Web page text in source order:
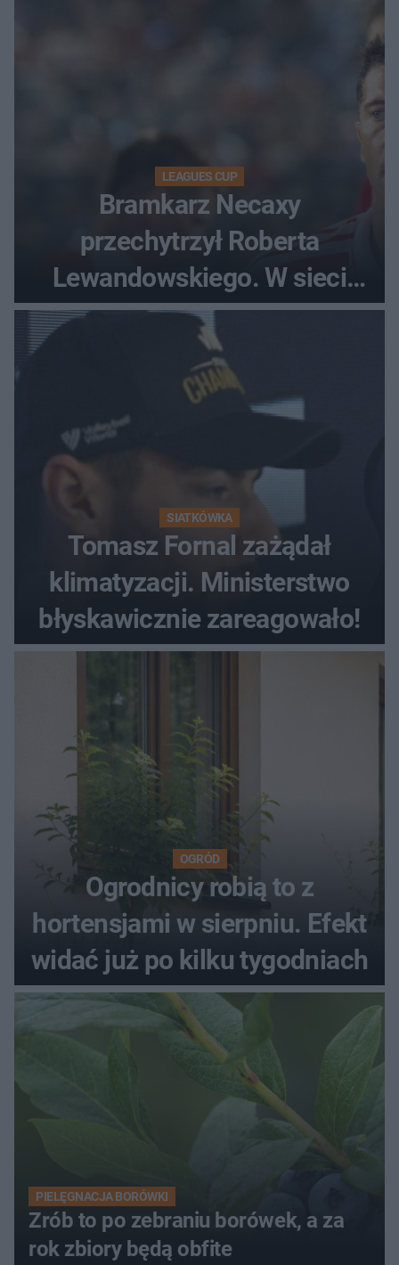
LEAGUES CUP
Bramkarz Necaxy
przechytrzył Roberta
Lewandowskiego. W sieci
krąży wideo z tego pojedynku
SIATKÓWKA
Tomasz Fornal zażądał
klimatyzacji. Ministerstwo
błyskawicznie zareagowało!
OGRÓD
Ogrodnicy robią to z
hortensjami w sierpniu. Efekt
widać już po kilku tygodniach
PIELĘGNACJA BORÓWKI
Zrób to po zebraniu borówek, a za
rok zbiory będą obfite